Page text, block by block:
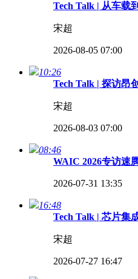
Tech Talk | 从车载
宋超
2026-08-05 07:00
10:26
Tech Talk | 探访昂
宋超
2026-08-03 07:00
08:46
WAIC 2026专访速
2026-07-31 13:35
16:48
Tech Talk | 芯片集
宋超
2026-07-27 16:47